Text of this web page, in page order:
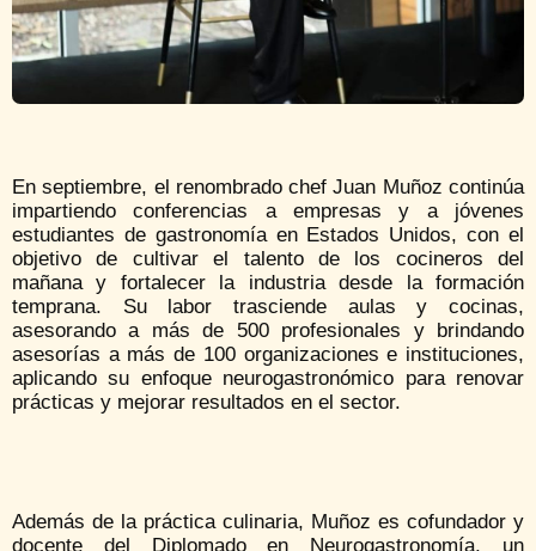
En septiembre, el renombrado chef Juan Muñoz continúa
impartiendo conferencias a empresas y a jóvenes
estudiantes de gastronomía en Estados Unidos, con el
objetivo de cultivar el talento de los cocineros del
mañana y fortalecer la industria desde la formación
temprana. Su labor trasciende aulas y cocinas,
asesorando a más de 500 profesionales y brindando
asesorías a más de 100 organizaciones e instituciones,
aplicando su enfoque neurogastronómico para renovar
prácticas y mejorar resultados en el sector.
Además de la práctica culinaria, Muñoz es cofundador y
docente del Diplomado en Neurogastronomía, un